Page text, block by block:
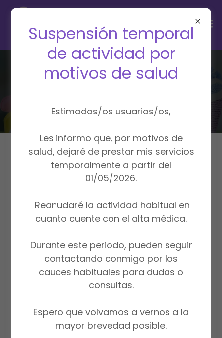
Primera Puesta de Pendientes
70 €
Suspensión temporal
de actividad por
motivos de salud
Estimadas/os usuarias/os,
Les informo que, por motivos de
salud, dejaré de prestar mis servicios
temporalmente a partir del
01/05/2026.
Reanudaré la actividad habitual en
cuanto cuente con el alta médica.
Durante este periodo, pueden seguir
contactando conmigo por los
cauces habituales para dudas o
consultas.
Espero que volvamos a vernos a la
mayor brevedad posible.